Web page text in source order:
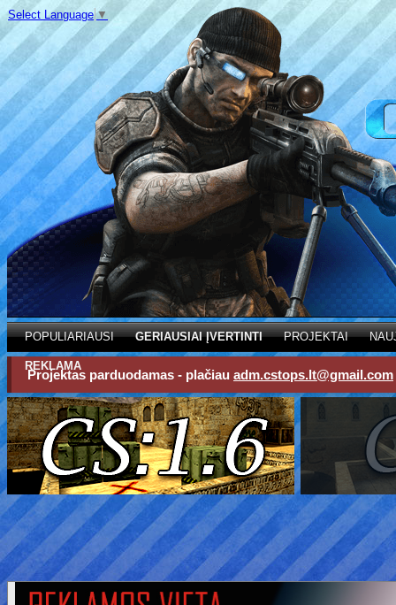
Select Language ▼
POPULIARIAUSI GERIAUSIAI ĮVERTINTI PROJEKTAI
REKLAMA
Projektas parduodamas - plačiau adm.cstops.lt@gmail.com